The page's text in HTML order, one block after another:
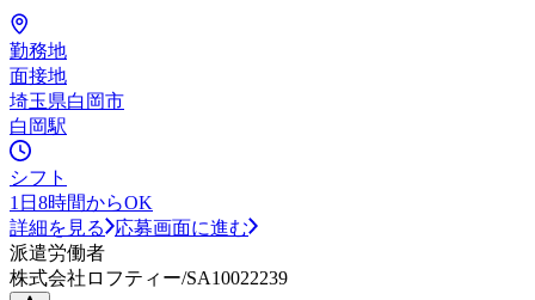
勤務地
面接地
埼玉県白岡市
白岡駅
シフト
1日8時間からOK
詳細を見る
応募画面に進む
派遣労働者
株式会社ロフティー/SA10022239